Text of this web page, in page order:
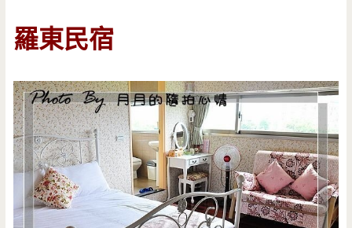
羅東民宿